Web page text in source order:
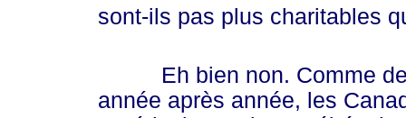
sont-ils pas plus charitables
Eh bien non. Comme des
année après année, les